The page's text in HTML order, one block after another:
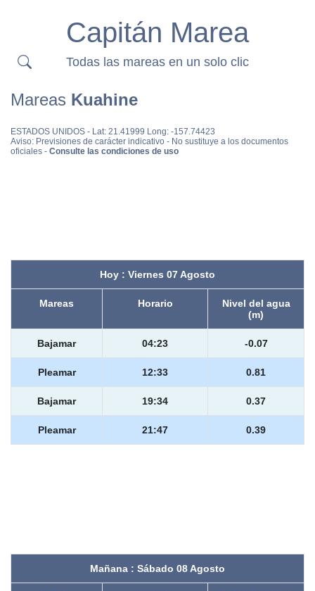
Capitán Marea
Todas las mareas en un solo clic
Mareas Kuahine
ESTADOS UNIDOS - Lat: 21.41999 Long: -157.74423
Aviso: Previsiones de carácter indicativo - No sustituye a los documentos
oficiales - Consulte las condiciones de uso
Hoy : Viernes 07 Agosto
Mareas Horario
Nivel del agua
(m)
Bajamar 04:23 -0.07
Pleamar 12:33 0.81
Bajamar 19:34 0.37
Pleamar 21:47 0.39
Mañana : Sábado 08 Agosto